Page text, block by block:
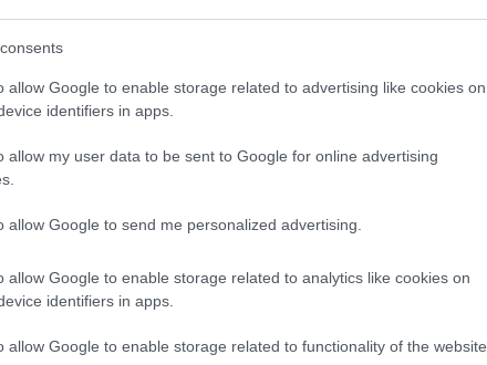
allow Google to enable storage related to advertising like cookies on
identifiers in apps.
allow my user data to be sent to Google for online advertising
allow Google to send me personalized advertising.
allow Google to enable storage related to analytics like cookies on
identifiers in apps.
allow Google to enable storage related to functionality of the website
social e su monitoraggi pubblici, i problemi
, difficoltà di accesso a siti web e rallentamenti
hanno anche riferito inosservabili
particolare attenzione a
. Le città che hanno registrato più
Bologna, Firenze, Perugia, Roma e
del paese.
densità elevate di anomalie nelle aree
maggiore popolazione connessa ma indica